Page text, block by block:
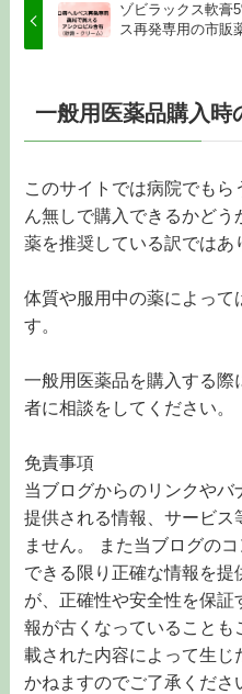
ゾビラックス軟膏
ス再発専用の市販
一般用医薬品購入時
このサイトでは病院でも
ん無しで購入できるかど
薬を推奨している訳ではあ
体質や服用中の薬によって
す。
一般用医薬品を購入する
者に相談をしてください。
免責事項
当ブログからのリンクや
提供される情報、サービ
ません。 また当ブログの
できる限り正確な情報を
が、正確性や安全性を保
報が古くなっていることも
載された内容によって生
かねますのでご了承くださ